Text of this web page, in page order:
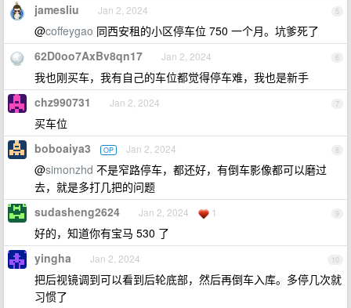
5
jamesliu Jan 2, 2024
@coffeygao 同西安租的小区停车位 750 一个月。坑爹死了
6
62D0oo7AxBv8qn17 Jan 2, 2024
我也刚买车，我有自己的车位都觉得停车难，我也是新手
7
chz990731 Jan 2, 2024
买车位
8
boboaiya3 OP Jan 2, 2024
@simonzhd 不是窄路停车，都还好，有倒车影像都可以磨过
去，就是多打几把的问题
9
sudasheng2624 Jan 2, 2024 1
好的，知道你有宝马 530 了
10
yingha Jan 2, 2024
把后视镜调到可以看到后轮底部，然后再倒车入库。多停几次就
习惯了